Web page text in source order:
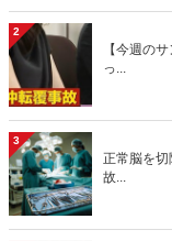
2
【今週の
っ...
3
正常脳を
故...